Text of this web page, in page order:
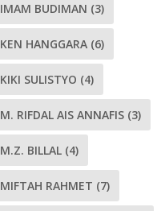
IMAM BUDIMAN (3)
KEN HANGGARA (6)
KIKI SULISTYO (4)
M. RIFDAL AIS ANNAFIS (3)
M.Z. BILLAL (4)
MIFTAH RAHMET (7)